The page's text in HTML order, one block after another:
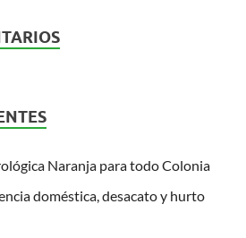
Naranja para todo Colonia
doméstica, desacato y hurto